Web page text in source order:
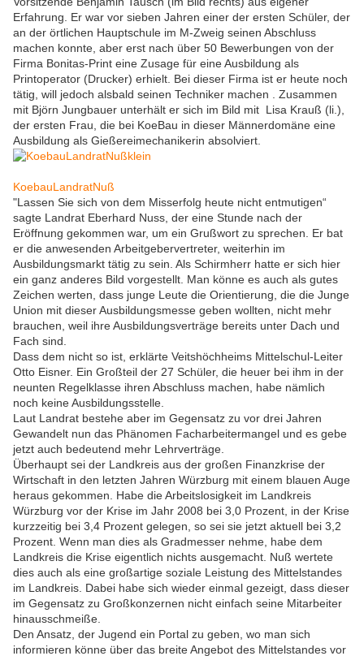
Erfahrung. Er war vor sieben Jahren einer der ersten Schüler, der
an der örtlichen Hauptschule im M-Zweig seinen Abschluss
machen konnte, aber erst nach über 50 Bewerbungen von der
Firma Bonitas-Print eine Zusage für eine Ausbildung als
Printoperator (Drucker) erhielt. Bei dieser Firma ist er heute noch
tätig, will jedoch alsbald seinen Techniker machen . Zusammen
mit Björn Jungbauer unterhält er sich im Bild mit Lisa Krauß (li.),
der ersten Frau, die bei KoeBau in dieser Männerdomäne eine
Ausbildung als Gießereimechanikerin absolviert.
KoebauLandratNuß
"Lassen Sie sich von dem Misserfolg heute nicht entmutigen“
sagte Landrat Eberhard Nuss, der eine Stunde nach der
Eröffnung gekommen war, um ein Grußwort zu sprechen. Er bat
er die anwesenden Arbeitgebervertreter, weiterhin im
Ausbildungsmarkt tätig zu sein. Als Schirmherr hatte er sich hier
ein ganz anderes Bild vorgestellt. Man könne es auch als gutes
Zeichen werten, dass junge Leute die Orientierung, die die Junge
Union mit dieser Ausbildungsmesse geben wollten, nicht mehr
brauchen, weil ihre Ausbildungsverträge bereits unter Dach und
Fach sind.
Dass dem nicht so ist, erklärte Veitshöchheims Mittelschul-Leiter
Otto Eisner. Ein Großteil der 27 Schüler, die heuer bei ihm in der
neunten Regelklasse ihren Abschluss machen, habe nämlich
noch keine Ausbildungsstelle.
Laut Landrat bestehe aber im Gegensatz zu vor drei Jahren
Gewandelt nun das Phänomen Facharbeitermangel und es gebe
jetzt auch bedeutend mehr Lehrverträge.
Überhaupt sei der Landkreis aus der großen Finanzkrise der
Wirtschaft in den letzten Jahren Würzburg mit einem blauen Auge
heraus gekommen. Habe die Arbeitslosigkeit im Landkreis
Würzburg vor der Krise im Jahr 2008 bei 3,0 Prozent, in der Krise
kurzzeitig bei 3,4 Prozent gelegen, so sei sie jetzt aktuell bei 3,2
Prozent. Wenn man dies als Gradmesser nehme, habe dem
Landkreis die Krise eigentlich nichts ausgemacht. Nuß wertete
dies auch als eine großartige soziale Leistung des Mittelstandes
im Landkreis. Dabei habe sich wieder einmal gezeigt, dass dieser
im Gegensatz zu Großkonzernen nicht einfach seine Mitarbeiter
hinausschmeiße.
Den Ansatz, der Jugend ein Portal zu geben, wo man sich
informieren könne über das breite Angebot des Mittelstandes vor